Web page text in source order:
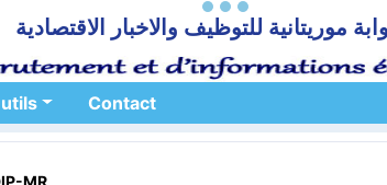
موريتانية للتوظيف والاخبار الاقتصادية
Contact
MR